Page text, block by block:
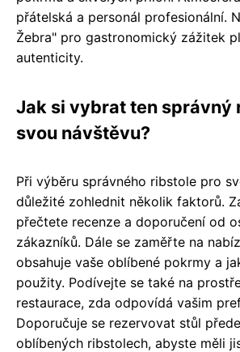
přátelská a personál profesionální.
Žebra" pro gastronomický zážitek
autenticity.
Jak si vybrat ten správný
svou návštěvu?
Při výběru správného ribstole pro
důležité zohlednit několik faktorů.
přečtete recenze a doporučení od
zákazníků. Dále se zaměřte na
obsahuje vaše oblíbené pokrmy a
použity. Podívejte se také na
restaurace, zda odpovídá vašim
Doporučuje se rezervovat stůl
oblíbených ribstolech, abyste měli